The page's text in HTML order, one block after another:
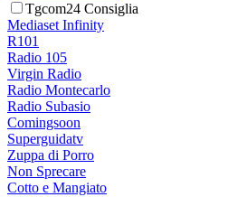
Tgcom24 Consiglia
Mediaset Infinity
R101
Radio 105
Virgin Radio
Radio Montecarlo
Radio Subasio
Comingsoon
Superguidatv
Zuppa di Porro
Non Sprecare
Cotto e Mangiato